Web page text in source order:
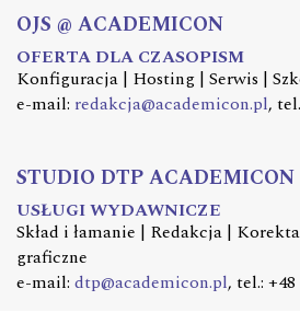
OJS @ ACADEMICON
OFERTA DLA CZASOPISM
Konfiguracja | Hosting | Serwis |
e-mail: redakcja@academicon.pl,
STUDIO DTP ACADEMICON
USŁUGI WYDAWNICZE
Skład i łamanie | Redakcja |
graficzne
e-mail: dtp@academicon.pl, tel.: +48